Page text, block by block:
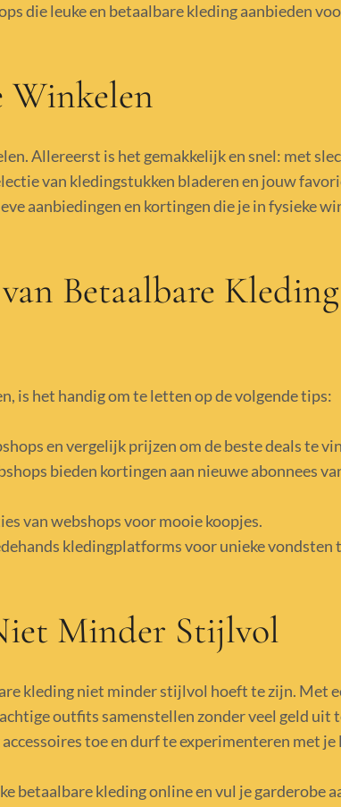
die leuke en betaalbare kleding aanbieden
Winkelen
Allereerst is het gemakkelijk en snel: met
van kledingstukken bladeren en jouw
aanbiedingen en kortingen die je in fysieke
Betaalbare Kleding
is het handig om te letten op de volgende tips:
en vergelijk prijzen om de beste deals te
bieden kortingen aan nieuwe abonnees
van webshops voor mooie koopjes.
kledingplatforms voor unieke vondsten
Minder Stijlvol
kleding niet minder stijlvol hoeft te zijn. Met
outfits samenstellen zonder veel geld uit
toe en durf te experimenteren met je
betaalbare kleding online en vul je garderobe